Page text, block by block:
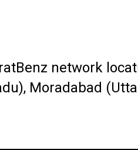
network
Moradabad